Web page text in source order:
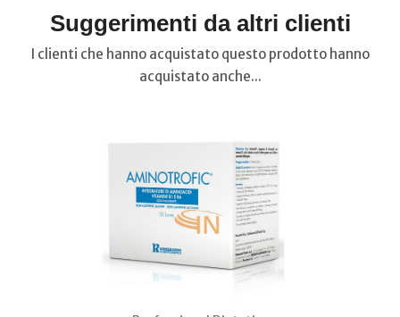
Suggerimenti da altri clienti
I clienti che hanno acquistato questo prodotto hanno
acquistato anche...